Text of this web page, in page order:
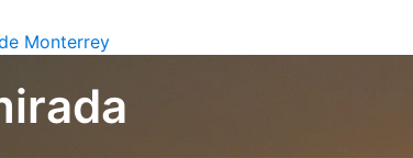
Monterrey